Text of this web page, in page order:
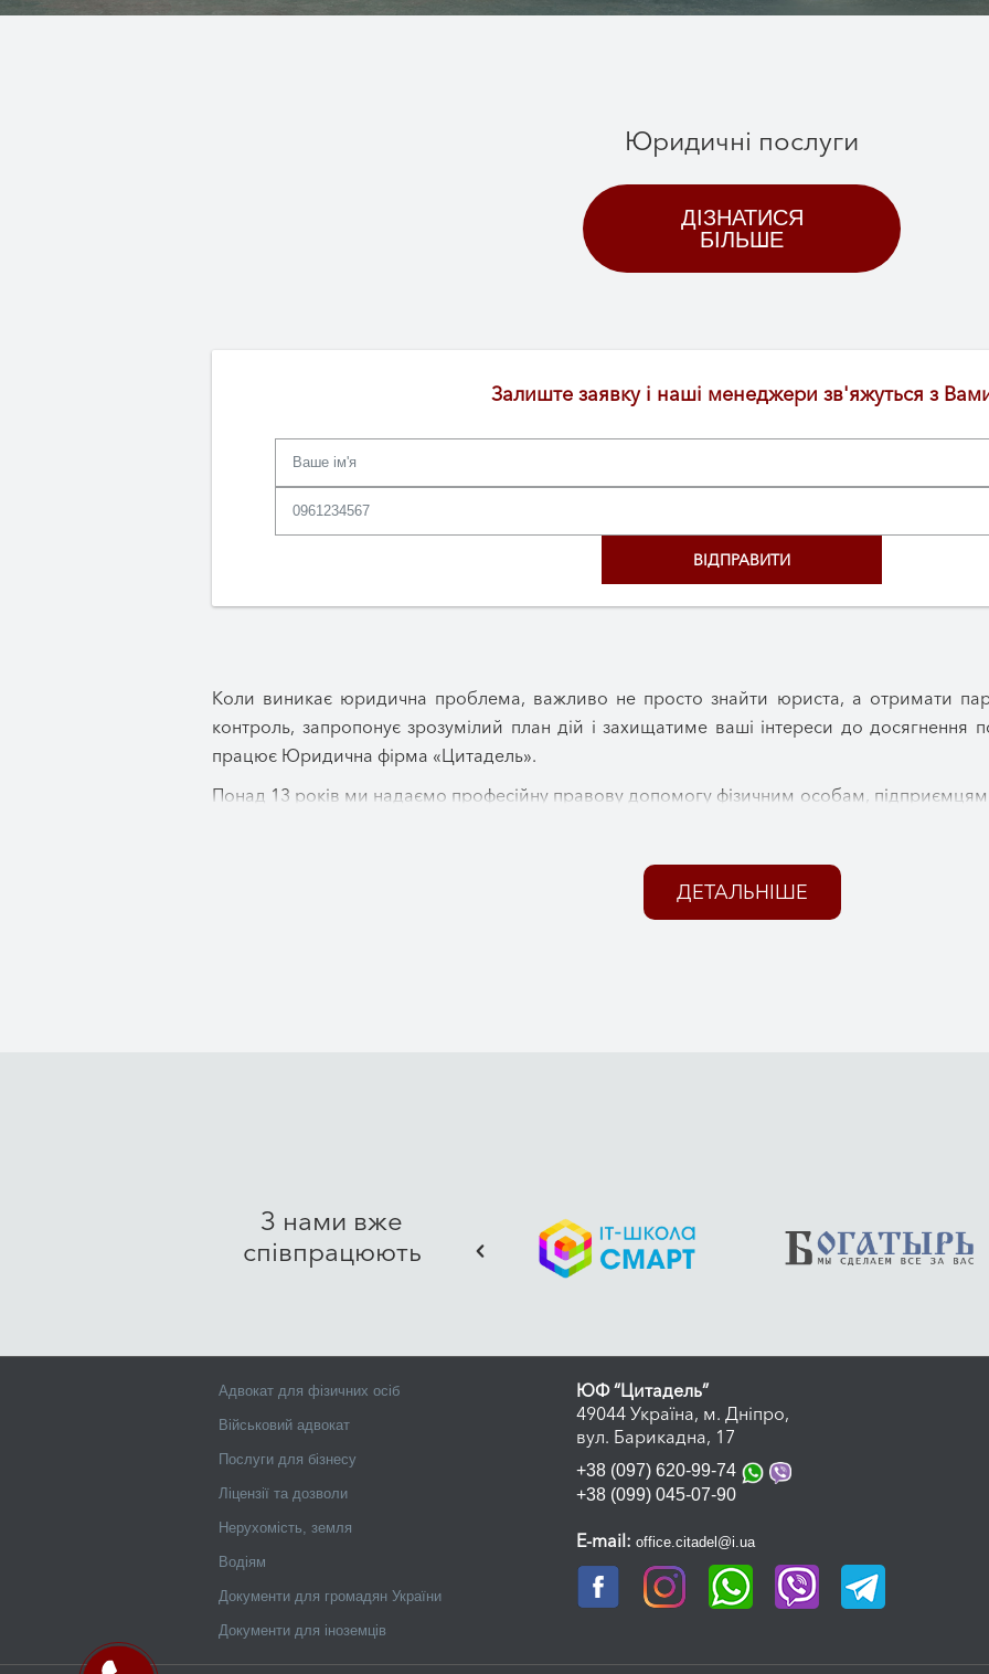
Юридичні послуги
ДІЗНАТИСЯ
БІЛЬШЕ
Залиште заявку і наші менеджери зв'яжуться з
Коли виникає юридична проблема, важливо не просто знайти юриста, а отримати
контроль, запропонує зрозумілий план дій і захищатиме ваші інтереси до досягнення
працює Юридична фірма «Цитадель».
Понад 13 років ми надаємо професійну правову допомогу фізичним особам, підприємцям
Наш офіс знаходиться у Дніпрі, однак ми працюємо з клієнтами з усієї України та з-за
ефективні правові рішення у питаннях сімейного, військового, міграційного,
кількість особистих візитів до офісу зводимо до мінімуму. Наше завдання –
допомоги простим, комфортним і зрозумілим, щоб ви могли зосередитися на
питання професіоналам.
ДЕТАЛЬНІШЕ
З нами вже
співпрацюють
Адвокат для фізичних осіб
Військовий адвокат
Послуги для бізнесу
Ліцензії та дозволи
Нерухомість, земля
Водіям
Документи для громадян України
Документи для іноземців
ЮФ “Цитадель”
49044 Україна, м. Дніпро,
вул. Барикадна, 17
+38 (097) 620-99-74
+38 (099) 045-07-90
E-mail: office.citadel@i.ua